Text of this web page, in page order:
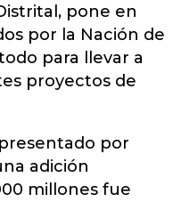
pone en
por la Nación de
para llevar a
proyectos de
por
adición
millones fue